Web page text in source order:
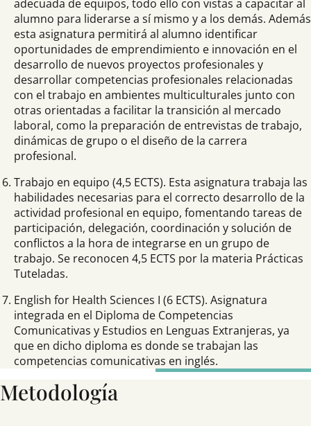
adecuada de equipos, todo ello con vistas a capacitar al
alumno para liderarse a sí mismo y a los demás. Además
esta asignatura permitirá al alumno identificar
oportunidades de emprendimiento e innovación en el
desarrollo de nuevos proyectos profesionales y
desarrollar competencias profesionales relacionadas
con el trabajo en ambientes multiculturales junto con
otras orientadas a facilitar la transición al mercado
laboral, como la preparación de entrevistas de trabajo,
dinámicas de grupo o el diseño de la carrera
profesional.
Trabajo en equipo (4,5 ECTS). Esta asignatura trabaja las
habilidades necesarias para el correcto desarrollo de la
actividad profesional en equipo, fomentando tareas de
participación, delegación, coordinación y solución de
conflictos a la hora de integrarse en un grupo de
trabajo. Se reconocen 4,5 ECTS por la materia Prácticas
Tuteladas.
English for Health Sciences I (6 ECTS). Asignatura
integrada en el Diploma de Competencias
Comunicativas y Estudios en Lenguas Extranjeras, ya
que en dicho diploma es donde se trabajan las
competencias comunicativas en inglés.
Metodología